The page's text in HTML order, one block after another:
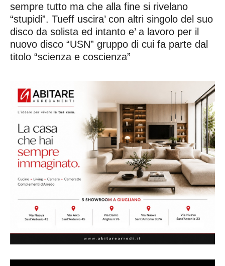
sempre tutto ma che alla fine si rivelano
“stupidi”. Tueff uscira’ con altri singolo del suo
disco da solista ed intanto e’ a lavoro per il
nuovo disco “USN” gruppo di cui fa parte dal
titolo “scienza e coscienza”